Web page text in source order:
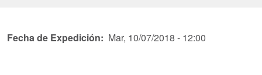
Fecha de Expedición Mar, 10/07/2018 - 12:00